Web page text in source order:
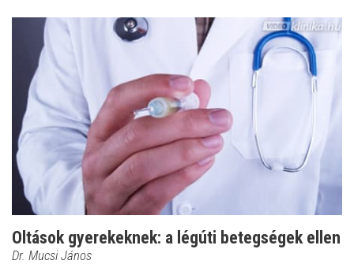
Oltások gyerekeknek: a légúti betegségek ellen
Dr. Mucsi János